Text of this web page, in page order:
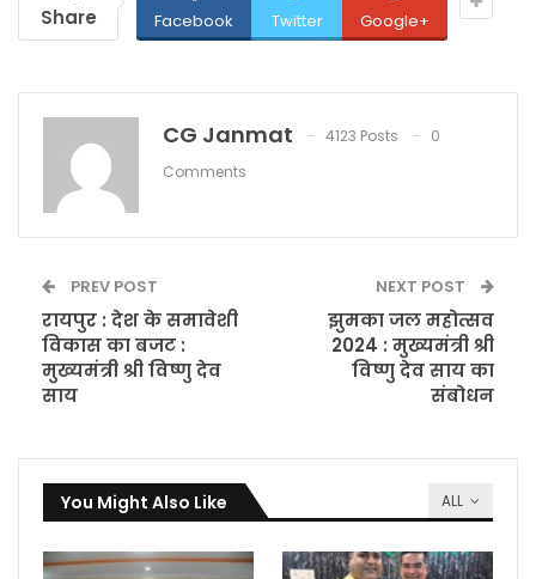
Share Facebook Twitter Google+
CG Janmat 4123 Posts
0
Comments
PREV POST
रायपुर : देश के समावेशी
विकास का बजट :
मुख्यमंत्री श्री विष्णु देव
साय
NEXT POST
झुमका जल महोत्सव
2024 : मुख्यमंत्री श्री
विष्णु देव साय का
संबोधन
ALL
You Might Also Like